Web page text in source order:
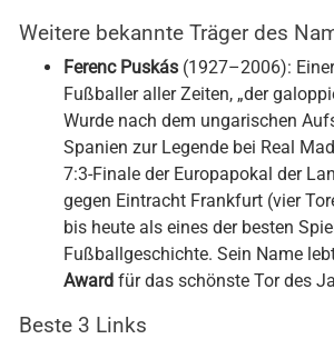
Weitere bekannte Träger des
Ferenc Puskás (1927–2006):
Fußballer aller Zeiten, „der
Wurde nach dem ungarischen
Spanien zur Legende bei Real
7:3-Finale der Europapokal der
gegen Eintracht Frankfurt (vier
bis heute als eines der besten
Fußballgeschichte. Sein Name
Award für das schönste Tor des
Beste 3 Links